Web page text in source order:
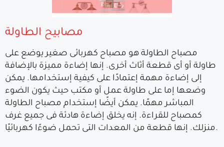
مصابيح الطاولة
مصباح الطاولة هو مصباح كهربائى صغير يوضع على
طاولة أو أى قطعة أثاث أخرى. إنها إضاءة مميزة بالإضافة
إلى إضاءة مهمة إعتمادًا على كيفية إستخدامها. يمكن
وضعها إما على طاولة عمل أو مكتب حيث يكون الضوء
المباشر مهمًا. يمكن أيضًا إستخدام مصباح الطاولة
كمصباح للقراءة. إنه يخلق إضاءة هادئة فى جميع غرف
منزلك. إنها قطعة من المعدات التى تحمل ضوءًا كهربائيًا.